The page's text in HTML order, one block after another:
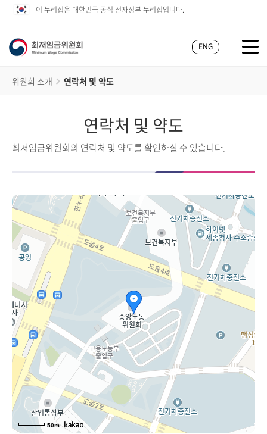
이 누리집은 대한민국 공식 전자정부 누리집입니다.
ENG
위원회 소개 연락처 및 약도
연락처 및 약도
최저임금위원회의 연락처 및 약도를 확인하실 수 있습니다.
50m